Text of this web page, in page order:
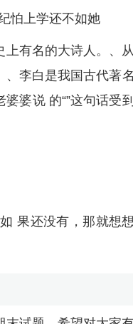
怕上学还不如她
上有名的大诗人。、从
李白是我国古代著名
婆说 的“”这句话受到
果还没有，那就想想